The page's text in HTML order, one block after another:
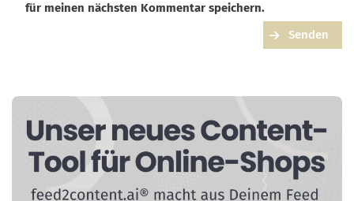
für meinen nächsten Kommentar speichern.
Senden